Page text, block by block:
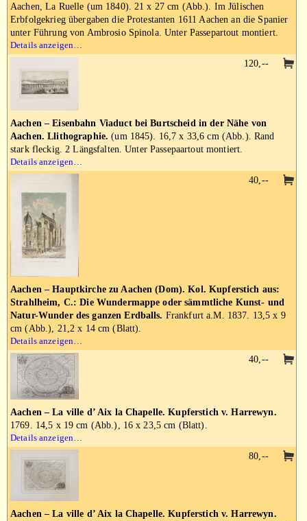
Aachen, La Ruelle (um 1840). 21 x 27 cm (Abb.). Im Jülischen
Erbfolgekrieg übergaben die Protestanten 1611 Aachen an die Spanier
unter Führung von Ambrosio Spinola. Unter Passepartout montiert.
Details anzeigen…
Aachen – Eisenbahn Viaduct bei Burtscheid in der Nähe von
Aachen. Llithographie. (um 1845). 16,7 x 33,6 cm (Abb.). Rand
stark fleckig. 2 Längsfalten. Unter Passepaartout montiert.
Details anzeigen…
120,--
Aachen – Hauptkirche zu Aachen (Dom). Kol. Kupferstich aus:
Strahlheim, C.: Die Wundermappe oder sämmtliche Kunst- und
Natur-Wunder des ganzen Erdballs. Frankfurt a.M. 1837. 13,5 x 9
cm (Abb.), 21,2 x 14 cm (Blatt).
Details anzeigen…
40,--
Aachen – La ville d’ Aix la Chapelle. Kupferstich v. Harrewyn.
1769. 14,5 x 19 cm (Abb.), 16 x 23,5 cm (Blatt).
Details anzeigen…
40,--
Aachen – La ville d’ Aix la Chapelle. Kupferstich v. Harrewyn.
80,--